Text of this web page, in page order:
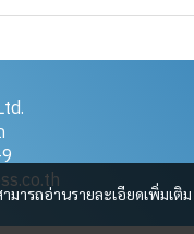
ารถอ่านรายละเอียดเพิ่มเติม